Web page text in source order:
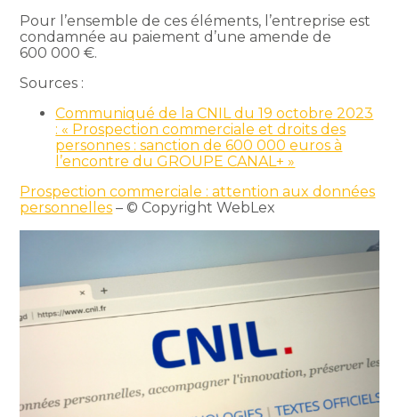
Pour l’ensemble de ces éléments, l’entreprise est
condamnée au paiement d’une amende de
600 000 €.
Sources :
Communiqué de la CNIL du 19 octobre 2023
: « Prospection commerciale et droits des
personnes : sanction de 600 000 euros à
l’encontre du GROUPE CANAL+ »
Prospection commerciale : attention aux données
personnelles – © Copyright WebLex